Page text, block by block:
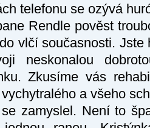
telefonu se ozývá
Rendle pověst
vlčí současnosti. Jste
neskonalou
Zkusíme vás
a všeho
zamyslel. Není to